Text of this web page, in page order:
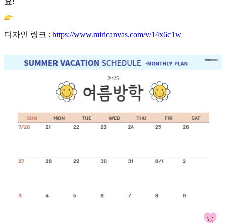
디자인 링크 : https://www.miricanvas.com/v/14x6c1w